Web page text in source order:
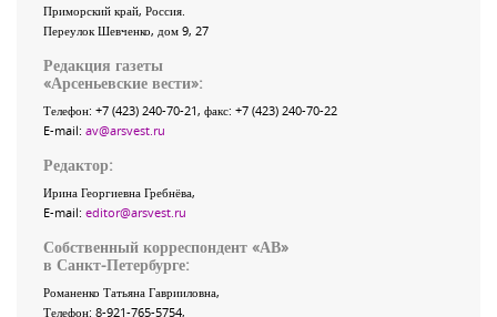
Приморский край, Россия
Переулок Шевченко, дом 9, 27
Редакция газеты
«Арсеньевские вести»:
Телефон: +7 (423) 240-70-21, факс: +7 (423) 240-70-22
E-mail: av@arsvest.ru
Редактор:
Ирина Георгиевна Гребнёва,
E-mail: editor@arsvest.ru
Собственный корреспондент «АВ»
в Санкт-Петербурге:
Романенко Татьяна Гаврииловна,
Телефон: 8-921-765-5754,